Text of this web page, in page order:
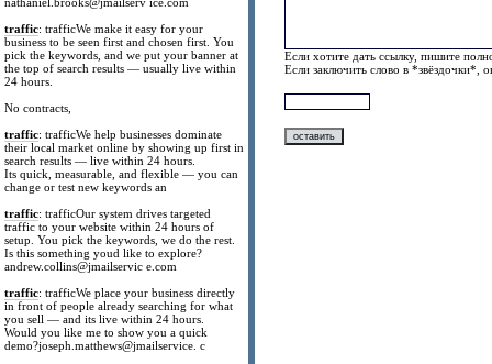
traffic: trafficWe make it easy for your
business to be seen first and chosen first. You
pick the keywords, and we put your banner at
the top of search results — usually live within
24 hours.
No contracts,
traffic: trafficWe help businesses dominate
their local market online by showing up first in
search results — live within 24 hours.
Its quick, measurable, and flexible — you can
change or test new keywords an
traffic: trafficOur system drives targeted
traffic to your website within 24 hours of
setup. You pick the keywords, we do the rest.
Is this something youd like to explore?
andrew.collins@jmailservic e.com
traffic: trafficWe place your business directly
in front of people already searching for what
you sell — and its live within 24 hours.
Would you like me to show you a quick
demo?joseph.matthews@jmailservice. c
Если хотите дать ссылку, пишите
Если заключить слово в *звёздочки*,